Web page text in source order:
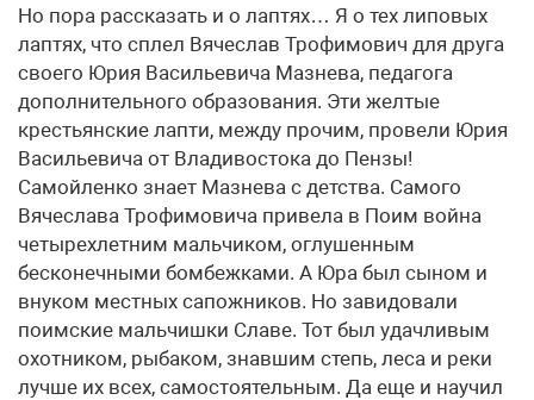
Но пора рассказать и о лаптях… Я о тех липовых
лаптях, что сплел Вячеслав Трофимович для друга
своего Юрия Васильевича Мазнева, педагога
дополнительного образования. Эти желтые
крестьянские лапти, между прочим, провели Юрия
Васильевича от Владивостока до Пензы!
Самойленко знает Мазнева с детства. Самого
Вячеслава Трофимовича привела в Поим война
четырехлетним мальчиком, оглушенным
бесконечными бомбежками. А Юра был сыном и
внуком местных сапожников. Но завидовали
поимские мальчишки Славе. Тот был удачливым
охотником, рыбаком, знавшим степь, леса и реки
лучше их всех, самостоятельным. Да еще и научил